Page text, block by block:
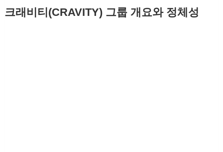
크래비티(CRAVITY) 그룹 개요와 정체성